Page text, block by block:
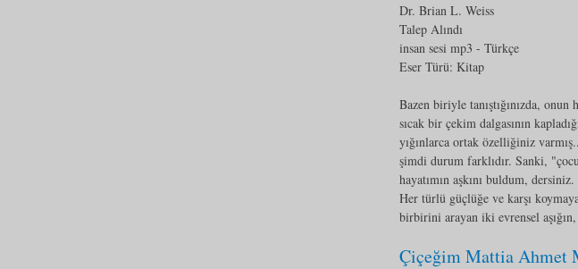
Dr. Brian L. Weiss
Talep Alındı
insan sesi mp3 - Türkçe
Eser Türü: Kitap
Bazen biriyle tanıştığınızda,
sıcak bir çekim dalgasının
yığınlarca ortak özelliğiniz
şimdi durum farklıdır. Sanki,
hayatımın aşkını buldum,
Her türlü güçlüğe ve karşı
birbirini arayan iki evrensel
Çiçeğim Mattia Ahmet